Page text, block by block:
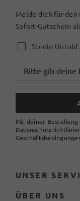
Melde dich für
Sofort-Gutschein
Studio Untold
Mit deiner
UNSER
ÜBER UNS